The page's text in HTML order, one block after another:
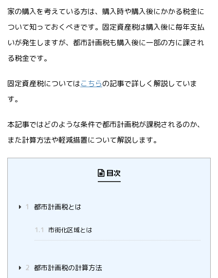
家の購入を考えている方は、購入時や購入後にかかる税金に
ついて知っておくべきです。固定資産税は購入後に毎年支払
いが発生しますが、都市計画税も購入後に一部の方に課され
る税金です。
固定資産税についてはこちらの記事で詳しく解説していま
す。
本記事ではどのような条件で都市計画税が課税されるのか、
また計算方法や軽減措置について解説します。
目次
1 都市計画税とは
1.1 市街化区域とは
2 都市計画税の計算方法